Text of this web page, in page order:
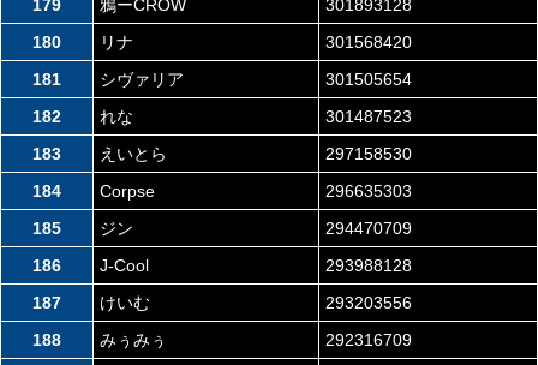
179
鴉ーCROW
301893128
180
リナ
301568420
181
シヴァリア
301505654
182
れな
301487523
183
えいとら
297158530
184
Corpse
296635303
185
ジン
294470709
186
J-Cool
293988128
187
けいむ
293203556
188
みぅみぅ
292316709